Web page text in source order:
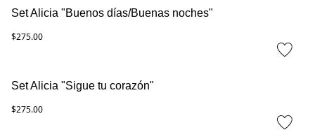
Set Alicia "Buenos días/Buenas noches"
$275.00
Set Alicia "Sigue tu corazón"
$275.00